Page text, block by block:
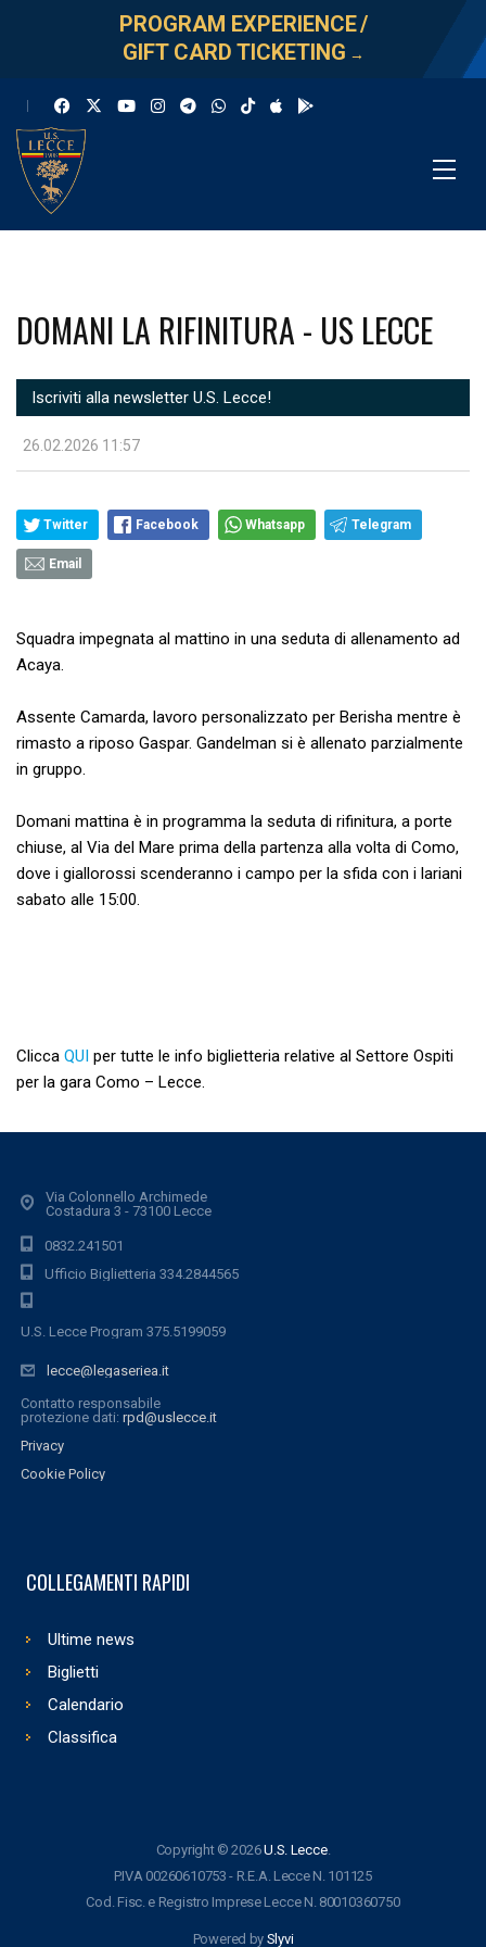
PROGRAM EXPERIENCE/
GIFT CARD TICKETING →
DOMANI LA RIFINITURA - US LECCE
Iscriviti alla newsletter U.S. Lecce!
26.02.2026 11:57
Twitter Facebook Whatsapp Telegram
Email
Squadra impegnata al mattino in una seduta di allenamento ad
Acaya.
Assente Camarda, lavoro personalizzato per Berisha mentre è
rimasto a riposo Gaspar. Gandelman si è allenato parzialmente
in gruppo.
Domani mattina è in programma la seduta di rifinitura, a porte
chiuse, al Via del Mare prima della partenza alla volta di Como,
dove i giallorossi scenderanno i campo per la sfida con i lariani
sabato alle 15:00.
Clicca QUI per tutte le info biglietteria relative al Settore Ospiti
per la gara Como – Lecce.
Via Colonnello Archimede
Costadura 3 - 73100 Lecce
0832.241501
Ufficio Biglietteria 334.2844565
U.S. Lecce Program 375.5199059
lecce@legaseriea.it
Contatto responsabile
protezione dati: rpd@uslecce.it
Privacy
Cookie Policy
COLLEGAMENTI RAPIDI
Ultime news
Biglietti
Calendario
Classifica
Copyright © 2026U.S. Lecce.
P.IVA 00260610753 - R.E.A. Lecce N. 101125
Cod. Fisc. e Registro Imprese Lecce N. 80010360750
Powered by Slyvi